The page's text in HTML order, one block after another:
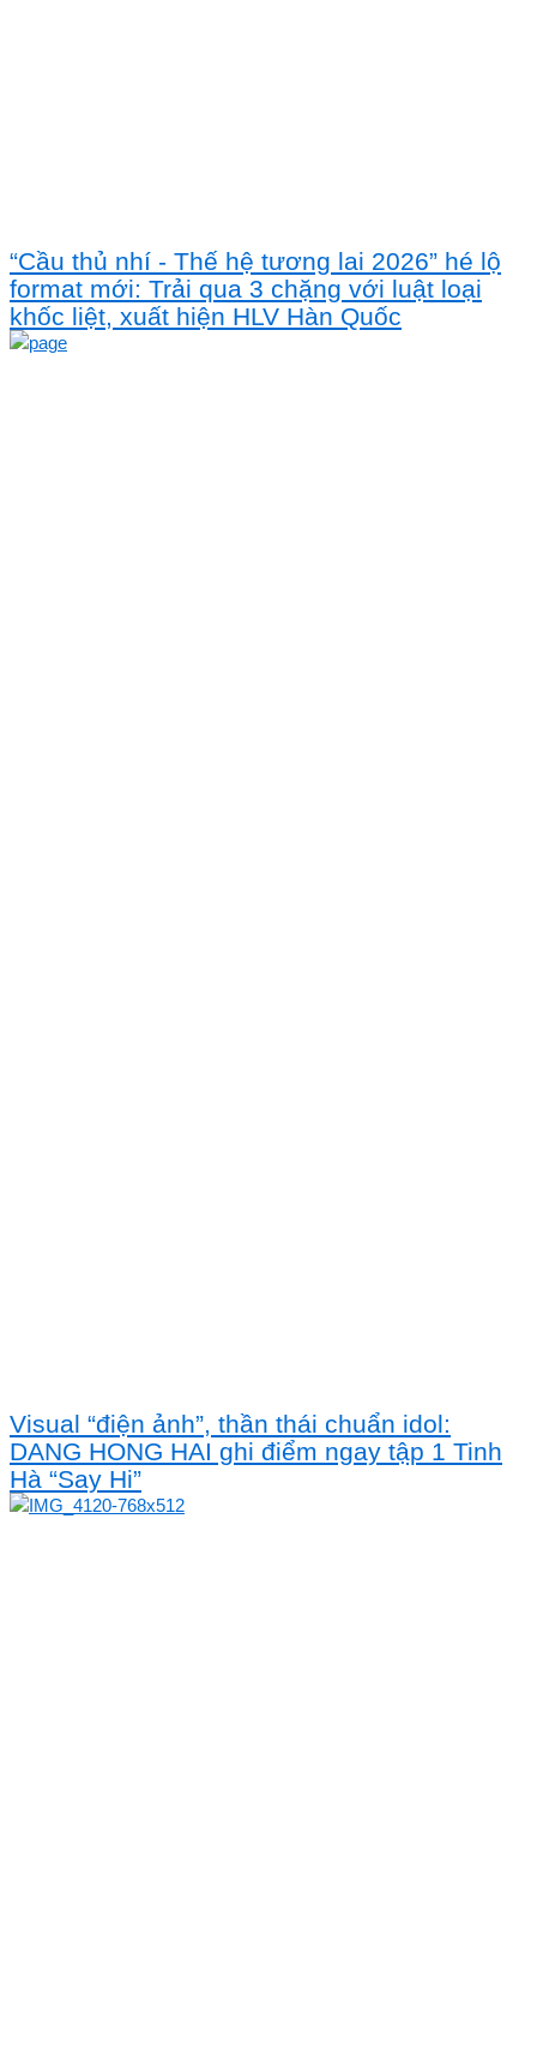
“Cầu thủ nhí - Thế hệ tương lai 2026” hé lộ
format mới: Trải qua 3 chặng với luật loại
khốc liệt, xuất hiện HLV Hàn Quốc
Visual “điện ảnh”, thần thái chuẩn idol:
DANG HONG HAI ghi điểm ngay tập 1 Tinh
Hà “Say Hi”